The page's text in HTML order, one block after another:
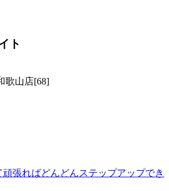
ト
歌山店[68]
張ればどんどんステップアップでき